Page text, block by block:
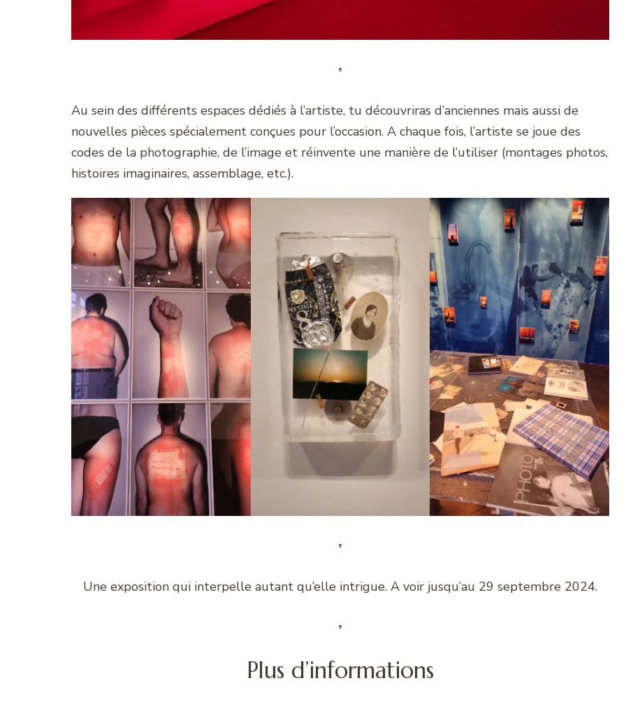
Au sein des différents espaces dédiés à l’artiste, tu découvriras d’anciennes mais aussi de
nouvelles pièces spécialement conçues pour l’occasion. A chaque fois, l’artiste se joue des
codes de la photographie, de l’image et réinvente une manière de l’utiliser (montages photos,
histoires imaginaires, assemblage, etc.).
Une exposition qui interpelle autant qu’elle intrigue. A voir jusqu’au 29 septembre 2024.
Plus d’informations